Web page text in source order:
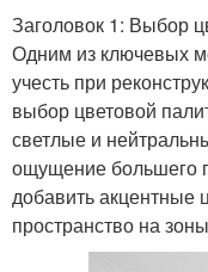
Заголовок 1: Выбор
Одним из ключевых
учесть при
выбор цветовой
светлые и
ощущение большего
добавить акцентные
пространство на